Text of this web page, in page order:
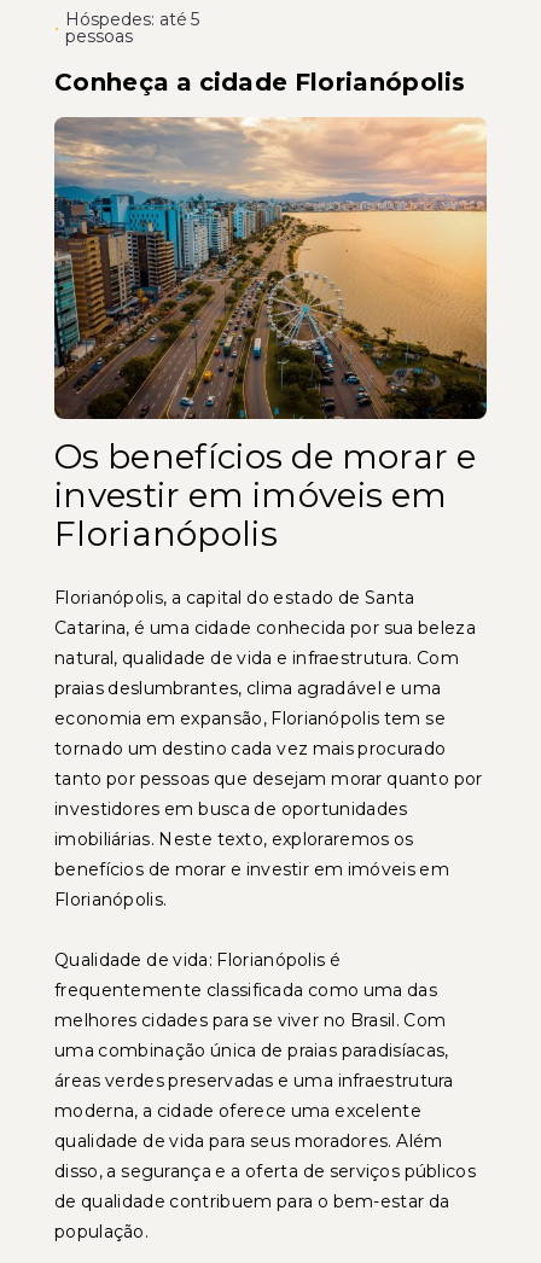
• Hóspedes: até 5
pessoas
Conheça a cidade Florianópolis
Os benefícios de morar e
investir em imóveis em
Florianópolis
Florianópolis, a capital do estado de Santa
Catarina, é uma cidade conhecida por sua beleza
natural, qualidade de vida e infraestrutura. Com
praias deslumbrantes, clima agradável e uma
economia em expansão, Florianópolis tem se
tornado um destino cada vez mais procurado
tanto por pessoas que desejam morar quanto por
investidores em busca de oportunidades
imobiliárias. Neste texto, exploraremos os
benefícios de morar e investir em imóveis em
Florianópolis.
Qualidade de vida: Florianópolis é
frequentemente classificada como uma das
melhores cidades para se viver no Brasil. Com
uma combinação única de praias paradisíacas,
áreas verdes preservadas e uma infraestrutura
moderna, a cidade oferece uma excelente
qualidade de vida para seus moradores. Além
disso, a segurança e a oferta de serviços públicos
de qualidade contribuem para o bem-estar da
população.